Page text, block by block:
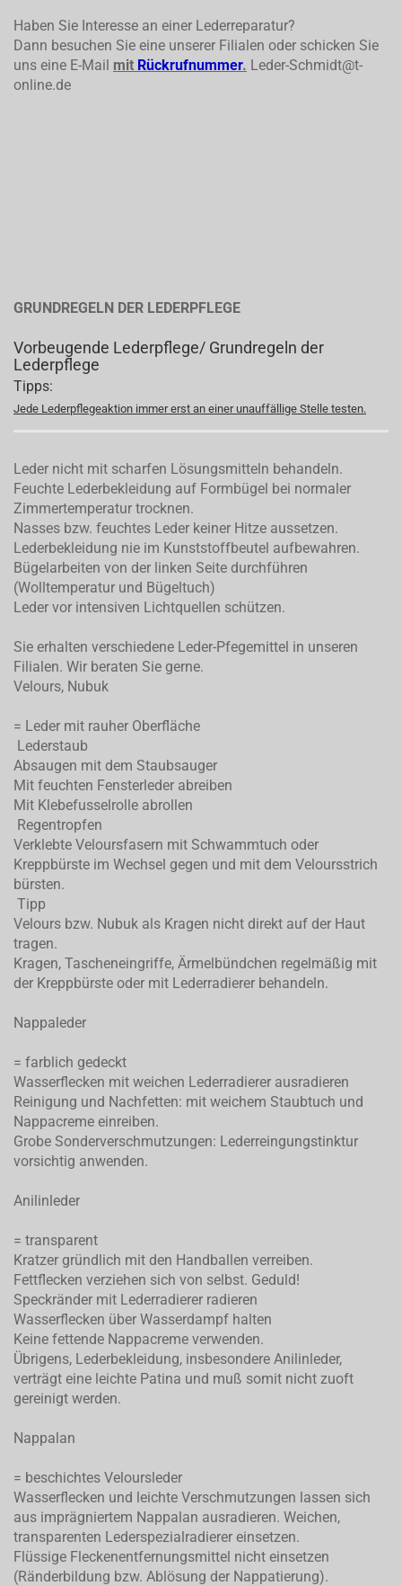
Haben Sie Interesse an einer Lederreparatur?
Dann besuchen Sie eine unserer Filialen oder schicken Sie
uns eine E-Mail mit Rückrufnummer. Leder-Schmidt@t-
online.de
GRUNDREGELN DER LEDERPFLEGE
Vorbeugende Lederpflege/ Grundregeln der
Lederpflege
Tipps:
Jede Lederpflegeaktion immer erst an einer unauffällige Stelle testen.
Leder nicht mit scharfen Lösungsmitteln behandeln.
Feuchte Lederbekleidung auf Formbügel bei normaler
Zimmertemperatur trocknen.
Nasses bzw. feuchtes Leder keiner Hitze aussetzen.
Lederbekleidung nie im Kunststoffbeutel aufbewahren.
Bügelarbeiten von der linken Seite durchführen
(Wolltemperatur und Bügeltuch)
Leder vor intensiven Lichtquellen schützen.
Sie erhalten verschiedene Leder-Pfegemittel in unseren
Filialen. Wir beraten Sie gerne.
Velours, Nubuk
= Leder mit rauher Oberfläche
Lederstaub
Absaugen mit dem Staubsauger
Mit feuchten Fensterleder abreiben
Mit Klebefusselrolle abrollen
Regentropfen
Verklebte Veloursfasern mit Schwammtuch oder
Kreppbürste im Wechsel gegen und mit dem Veloursstrich
bürsten.
Tipp
Velours bzw. Nubuk als Kragen nicht direkt auf der Haut
tragen.
Kragen, Tascheneingriffe, Ärmelbündchen regelmäßig mit
der Kreppbürste oder mit Lederradierer behandeln.
Nappaleder
= farblich gedeckt
Wasserflecken mit weichen Lederradierer ausradieren
Reinigung und Nachfetten: mit weichem Staubtuch und
Nappacreme einreiben.
Grobe Sonderverschmutzungen: Lederreingungstinktur
vorsichtig anwenden.
Anilinleder
= transparent
Kratzer gründlich mit den Handballen verreiben.
Fettflecken verziehen sich von selbst. Geduld!
Speckränder mit Lederradierer radieren
Wasserflecken über Wasserdampf halten
Keine fettende Nappacreme verwenden.
Übrigens, Lederbekleidung, insbesondere Anilinleder,
verträgt eine leichte Patina und muß somit nicht zuoft
gereinigt werden.
Nappalan
= beschichtes Veloursleder
Wasserflecken und leichte Verschmutzungen lassen sich
aus imprägniertem Nappalan ausradieren. Weichen,
transparenten Lederspezialradierer einsetzen.
Flüssige Fleckenentfernungsmittel nicht einsetzen
(Ränderbildung bzw. Ablösung der Nappatierung).